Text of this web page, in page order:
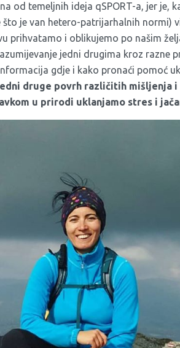
od temeljnih ideja qSPORT-a, jer je,
je van hetero-patrijarhalnih normi)
prihvatamo i oblikujemo po našim
jedni drugima kroz razne
gdje i kako pronaći pomoć
druge povrh različitih mišljenja
u prirodi uklanjamo stres i